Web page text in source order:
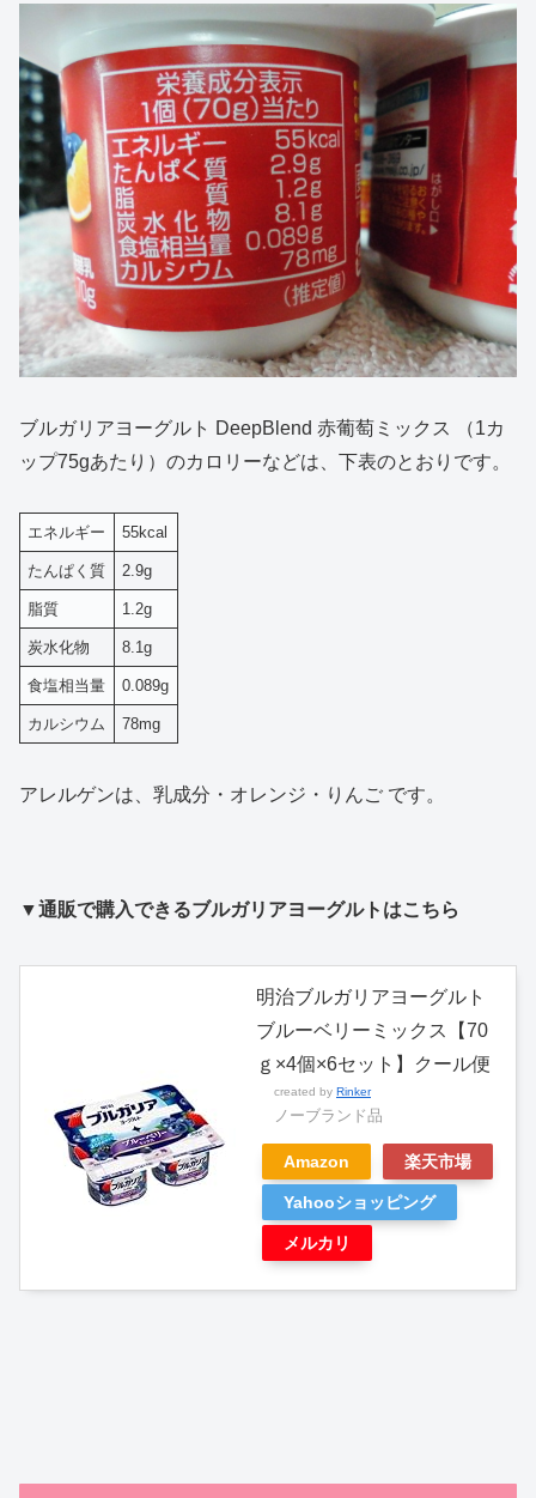
ブルガリアヨーグルト DeepBlend 赤葡萄ミックス （1カ
ップ75gあたり）のカロリーなどは、下表のとおりです。
エネルギー 55kcal
たんぱく質 2.9g
脂質 1.2g
炭水化物 8.1g
食塩相当量 0.089g
カルシウム 78mg
アレルゲンは、乳成分・オレンジ・りんご です。
▼通販で購入できるブルガリアヨーグルトはこちら
明治ブルガリアヨーグルト
ブルーベリーミックス【70
ｇ×4個×6セット】クール便
created by Rinker
ノーブランド品
Amazon 楽天市場
Yahooショッピング
メルカリ